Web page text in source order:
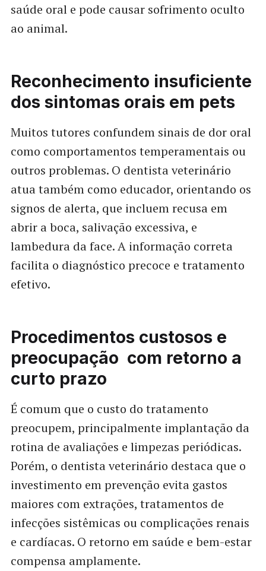
saúde oral e pode causar sofrimento oculto
ao animal.
Reconhecimento insuficiente
dos sintomas orais em pets
Muitos tutores confundem sinais de dor oral
como comportamentos temperamentais ou
outros problemas. O dentista veterinário
atua também como educador, orientando os
signos de alerta, que incluem recusa em
abrir a boca, salivação excessiva, e
lambedura da face. A informação correta
facilita o diagnóstico precoce e tratamento
efetivo.
Procedimentos custosos e
preocupação com retorno a
curto prazo
É comum que o custo do tratamento
preocupem, principalmente implantação da
rotina de avaliações e limpezas periódicas.
Porém, o dentista veterinário destaca que o
investimento em prevenção evita gastos
maiores com extrações, tratamentos de
infecções sistêmicas ou complicações renais
e cardíacas. O retorno em saúde e bem-estar
compensa amplamente.